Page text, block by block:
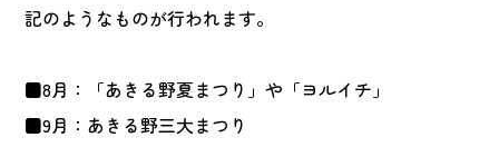
記のようなものが行われます。
■8月：「あきる野夏まつり」や「ヨルイチ」
■9月：あきる野三大まつり